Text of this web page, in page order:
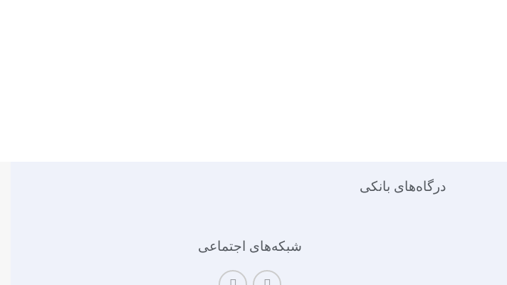
درگاه‌های بانکی
شبکه‌های اجتماعی